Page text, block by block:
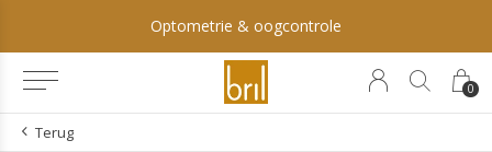
0
Optometrie & oogcontrole
Terug